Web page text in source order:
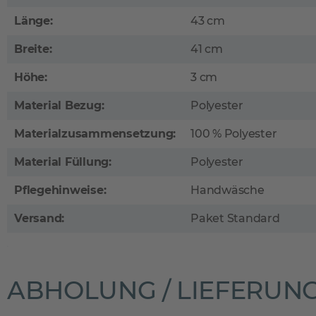
Länge: 43 cm
Breite: 41 cm
Höhe: 3 cm
Material Bezug: Polyester
Materialzusammensetzung: 100 % Polyester
Material Füllung: Polyester
Pflegehinweise: Handwäsche
Versand: Paket Standard
ABHOLUNG /